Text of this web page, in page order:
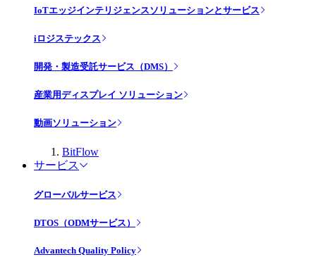
IoTエッジインテリジェンスソリューションとサービス
iロジステックス
開発・製造受託サービス（DMS）
産業用ディスプレイ ソリューション
動画ソリューション
BitFlow
サービス
グローバルサービス
DTOS（ODMサービス）
Advantech Quality Policy